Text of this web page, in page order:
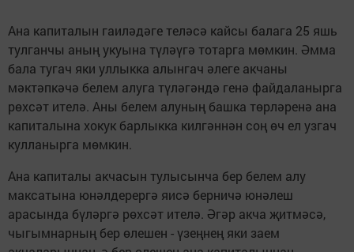
Ана капиталын гаиләдәге теләсә кайсы балага 25 яшь
тулганчы аның укуына түләүгә тотарга мөмкин. Әмма
бала тугач яки уллыкка алынгач әлеге акчаны
мәктәпкәчә белем алуга түләгәндә генә файдаланырга
рөхсәт ителә. Аны белем алуның башка төрләренә ана
капиталына хокук барлыкка килгәннән соң өч ел узгач
кулланырга мөмкин.
Ана капиталы акчасын тулысынча бер белем алу
максатына юнәлдерергә яисә берничә юнәлеш
арасында бүләргә рөхсәт ителә. Әгәр акча җитмәсә,
чыгымнарның бер өлешен - үзеңнең яки заем